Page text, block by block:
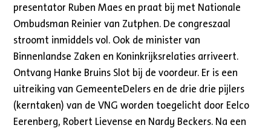
presentator Ruben Maes en praat bij met Nationale
Ombudsman Reinier van Zutphen. De congreszaal
stroomt inmiddels vol. Ook de minister van
Binnenlandse Zaken en Koninkrijksrelaties arriveert.
Ontvang Hanke Bruins Slot bij de voordeur. Er is een
uitreiking van GemeenteDelers en de drie drie pijlers
(kerntaken) van de VNG worden toegelicht door Eelco
Eerenberg, Robert Lievense en Nardy Beckers. Na een